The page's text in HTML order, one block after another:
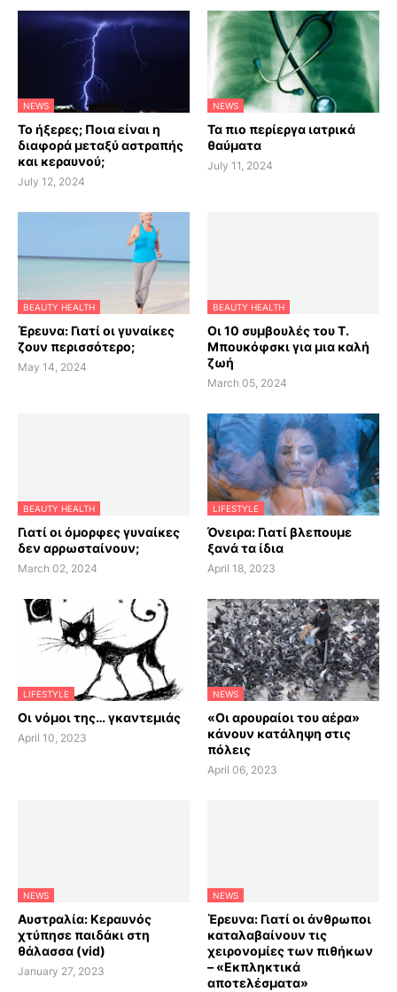
NEWS
Το ήξερες; Ποια είναι η
διαφορά μεταξύ αστραπής
και κεραυνού;
July 12, 2024
NEWS
Τα πιο περίεργα ιατρικά
θαύματα
July 11, 2024
BEAUTY HEALTH
Έρευνα: Γιατί οι γυναίκες
ζουν περισσότερο;
May 14, 2024
BEAUTY HEALTH
Οι 10 συμβουλές του Τ.
Μπουκόφσκι για μια καλή
ζωή
March 05, 2024
BEAUTY HEALTH
Γιατί οι όμορφες γυναίκες
δεν αρρωσταίνουν;
March 02, 2024
LIFESTYLE
Όνειρα: Γιατί βλεπουμε
ξανά τα ίδια
April 18, 2023
LIFESTYLE
Οι νόμοι της… γκαντεμιάς
April 10, 2023
NEWS
«Οι αρουραίοι του αέρα»
κάνουν κατάληψη στις
πόλεις
April 06, 2023
NEWS
Αυστραλία: Κεραυνός
χτύπησε παιδάκι στη
θάλασσα (vid)
January 27, 2023
NEWS
Έρευνα: Γιατί οι άνθρωποι
καταλαβαίνουν τις
χειρονομίες των πιθήκων
– «Εκπληκτικά
αποτελέσματα»